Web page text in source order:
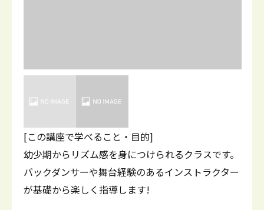
[この講座で学べること・目的]
幼少期からリズム感を身につけられるクラスです。
バックダンサーや舞台経験のあるインストラクター
が基礎から楽しく指導します!